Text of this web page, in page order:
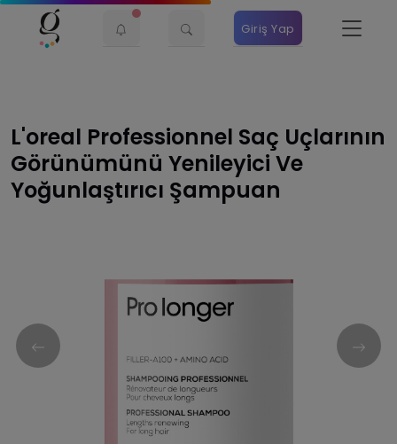
Giriş Yap
L'oreal Professionnel Saç Uçlarının
Görünümünü Yenileyici Ve
Yoğunlaştırıcı Şampuan